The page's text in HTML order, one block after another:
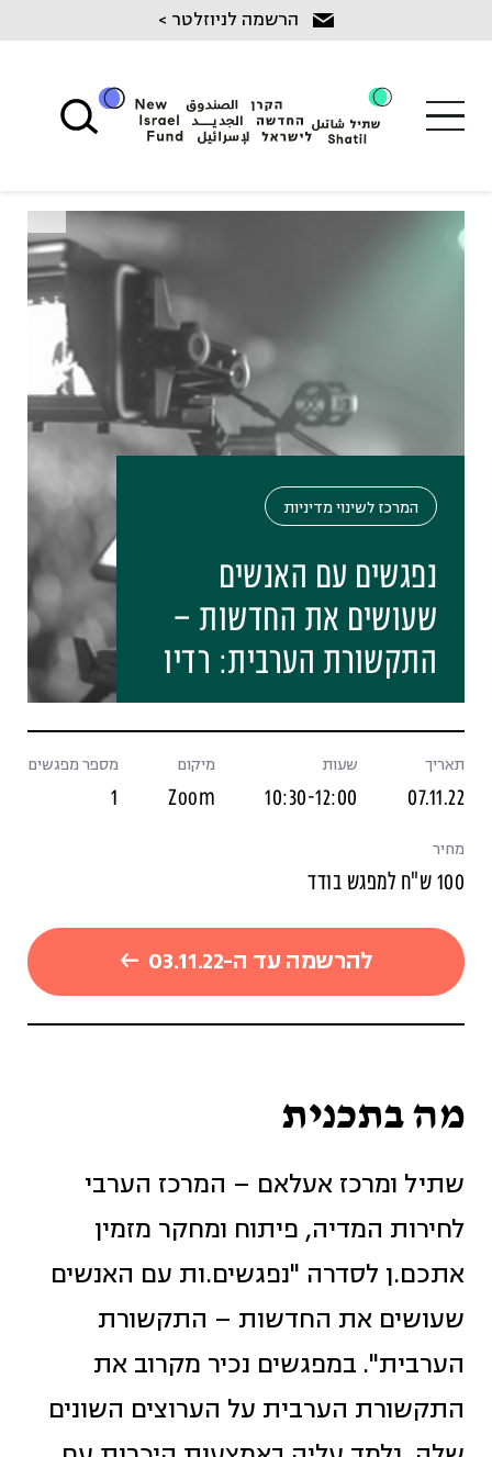
content
הרשמה לניוזלטר >
המרכז לשינוי מדיניות
נפגשים עם האנשים
שעושים את החדשות –
התקשורת הערבית: רדיו
תאריך
07.11.22
שעות
10:30-12:00
מיקום
Zoom
מספר מפגשים
1
מחיר
100 ש"ח למפגש בודד
להרשמה עד ה-03.11.22
מה בתכנית
שתיל ומרכז אעלאם – המרכז הערבי
לחירות המדיה, פיתוח ומחקר מזמין
אתכם.ן לסדרה "נפגשים.ות עם האנשים
שעושים את החדשות – התקשורת
הערבית". במפגשים נכיר מקרוב את
התקשורת הערבית על הערוצים השונים